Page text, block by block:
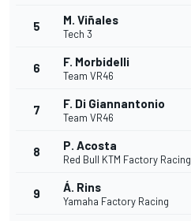
5 M. Viñales
Tech 3
6 F. Morbidelli
Team VR46
7 F. Di Giannantonio
Team VR46
8 P. Acosta
Red Bull KTM Factory Racing
9 Á. Rins
Yamaha Factory Racing